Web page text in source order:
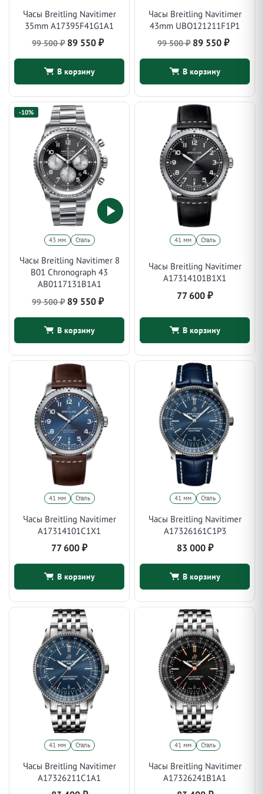
Часы Breitling Navitimer
35mm A17395F41G1A1
99 500₽ Первоначальная
99
89 550 ₽
В корзину
Часы Breitling Navitimer
43mm UBO121211F1P1
99 500₽ Первоначальная
99
89 550 ₽
В корзину
-10%
43 мм Сталь
Часы Breitling Navitimer 8
B01 Chronograph 43
AB0117131B1A1
99 500₽ Первоначальная
99
89 550 ₽
В корзину
41 мм Сталь
Часы Breitling Navitimer
A17314101B1X1
77 600 ₽
В корзину
41 мм Сталь
Часы Breitling Navitimer
A17314101C1X1
77 600 ₽
В корзину
41 мм Сталь
Часы Breitling Navitimer
A17326161C1P3
83 000 ₽
В корзину
41 мм Сталь
Часы Breitling Navitimer
A17326211C1A1
41 мм Сталь
Часы Breitling Navitimer
A17326241B1A1